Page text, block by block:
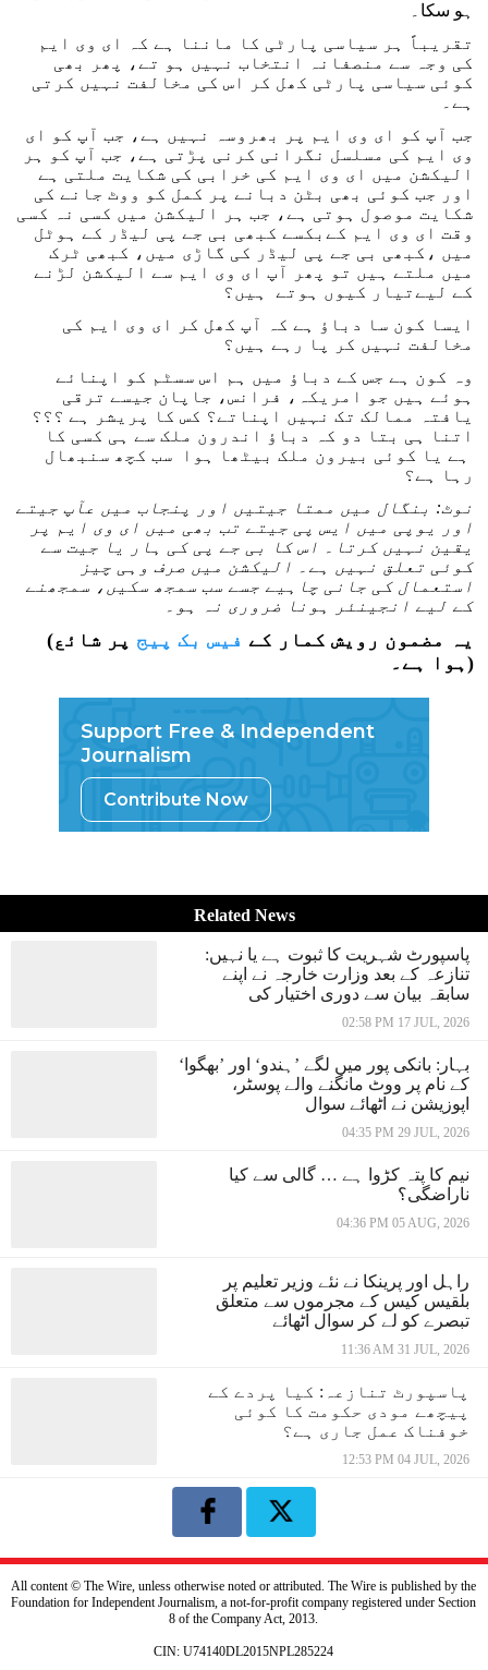
ہو سکا۔
تقریباً ہر سیاسی پارٹی کا ماننا ہے کہ ای وی ایم
کی وجہ سے منصفانہ انتخاب نہیں ہو تے، پھر بھی
کوئی سیاسی پارٹی کھل کر اس کی مخالفت نہیں کرتی
ہے۔
جب آپ کو ای وی ایم پر بھروسہ نہیں ہے، جب آپ کو ای
وی ایم کی مسلسل نگرانی کرنی پڑتی ہے، جب آپ کو ہر
الیکشن میں ای وی ایم کی خرابی کی شکایت ملتی ہے
اور جب کوئی بھی بٹن دبانے پر کمل کو ووٹ جانے کی
شکایت موصول ہوتی ہے، جب ہر الیکشن میں کسی نہ کسی
وقت ای وی ایم کےبکسے کبھی بی جے پی لیڈر کے ہوٹل
میں ،کبھی بی جے پی لیڈر کی گاڑی میں، کبھی ٹرک
میں ملتے ہیں تو پھر آپ ای وی ایم سے الیکشن لڑنے
کے لیےتیار کیوں ہوتے ہیں؟
ایسا کون سا دباؤ ہے کہ آپ کھل کر ای وی ایم کی
مخالفت نہیں کر پا رہے ہیں؟
وہ کون ہے جس کے دباؤ میں ہم اس سسٹم کو اپنائے
ہوئے ہیں جو امریکہ، فرانس، جاپان جیسے ترقی
یافتہ ممالک تک نہیں اپناتے؟ کس کا پریشر ہے ؟؟؟
اتنا ہی بتا دو کہ دباؤ اندرون ملک سے ہی کسی کا
ہے یا کوئی بیرون ملک بیٹھا ہوا سب کچھ سنبھال
رہا ہے؟
نوٹ: بنگال میں ممتا جیتیں اور پنجاب میں عآپ جیتے
اور یوپی میں ایس پی جیتے تب بھی میں ای وی ایم پر
یقین نہیں کرتا۔ اس کا بی جے پی کی ہار یا جیت سے
کوئی تعلق نہیں ہے۔ الیکشن میں صرف وہی چیز
استعمال کی جانی چاہیے جسے سب سمجھ سکیں، سمجھنے
کے لیے انجینئر ہونا ضروری نہ ہو۔
(یہ مضمون رویش کمار کے فیس بک پیج پر شائع
ہوا ہے۔)
Support Free & Independent
Journalism
Contribute Now
Related News
پاسپورٹ شہریت کا ثبوت ہے یا نہیں:
تنازعہ کے بعد وزارت خارجہ نے اپنے
سابقہ بیان سے دوری اختیار کی
02:58 PM 17 JUL, 2026
بہار: بانکی پور میں لگے ’ہندو‘ اور ’بھگوا‘
کے نام پر ووٹ مانگنے والے پوسٹر،
اپوزیشن نے اٹھائے سوال
04:35 PM 29 JUL, 2026
نیم کا پتہ کڑوا ہے … گالی سے کیا
ناراضگی؟
04:36 PM 05 AUG, 2026
راہل اور پرینکا نے نئے وزیر تعلیم پر
بلقیس کیس کے مجرموں سے متعلق
تبصرے کو لے کر سوال اٹھائے
11:36 AM 31 JUL, 2026
پاسپورٹ تنازعہ: کیا پردے کے
پیچھے مودی حکومت کا کوئی
خوفناک عمل جاری ہے؟
12:53 PM 04 JUL, 2026
All content © The Wire, unless otherwise noted or attributed. The Wire is published by the
Foundation for Independent Journalism, a not-for-profit company registered under Section
8 of the Company Act, 2013.
CIN: U74140DL2015NPL285224